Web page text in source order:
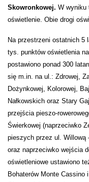
Skowronkowej. W wyniku
oświetlenie. Obie drogi
Na przestrzeni ostatnich 5
tys. punktów oświetlenia
postawiono ponad 300
się m.in. na ul.: Zdrowej,
Dożynkowej, Kolorowej,
Nałkowskich oraz Stary
przejścia pieszo-
Świerkowej (naprzeciwko
pieszych przez ul. Willową
oraz naprzeciwko wejścia
oświetleniowe ustawiono
Bohaterów Monte